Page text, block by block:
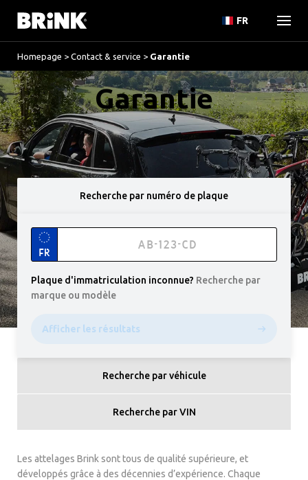
FR
Homepage > Contact & service > Garantie
Garantie
Recherche par numéro de plaque
FR
Plaque d'immatriculation inconnue? Recherche par
marque ou modèle
Afficher les résultats
Recherche par véhicule
Recherche par VIN
Les attelages Brink sont tous de qualité supérieure, et
développés grâce à des décennies d’expérience. Chaque